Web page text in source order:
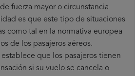
fuerza mayor o circunstancia
es que este tipo de situaciones
como tal en la normativa europea
de los pasajeros aéreos.
que los pasajeros tienen
si su vuelo se cancela o